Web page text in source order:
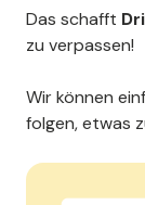
Das schafft
zu verpassen!
Wir können
folgen, etwas